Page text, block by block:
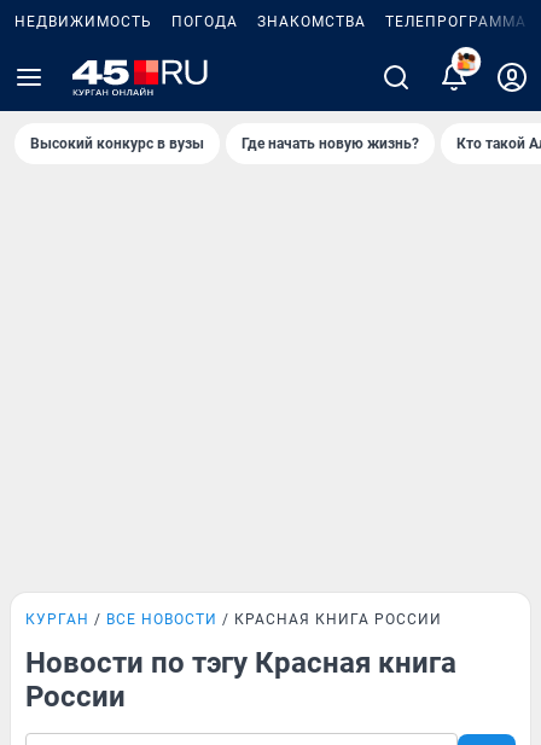
НЕДВИЖИМОСТЬ ПОГОДА ЗНАКОМСТВА ТЕЛЕПРОГРАММА
2
Высокий конкурс в вузы Где начать новую жизнь? Кто такой
КУРГАН ВСЕ НОВОСТИ КРАСНАЯ КНИГА РОССИИ
Новости по тэгу Красная книга
России